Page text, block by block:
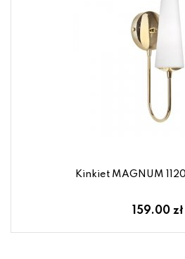
Kinkiet MAGNUM
159.00 zł